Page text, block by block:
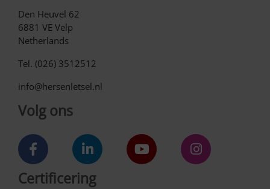
Den Heuvel 62
6881 VE Velp
Netherlands
Tel. (026) 3512512
info@hersenletsel.nl
Volg ons
Certificering